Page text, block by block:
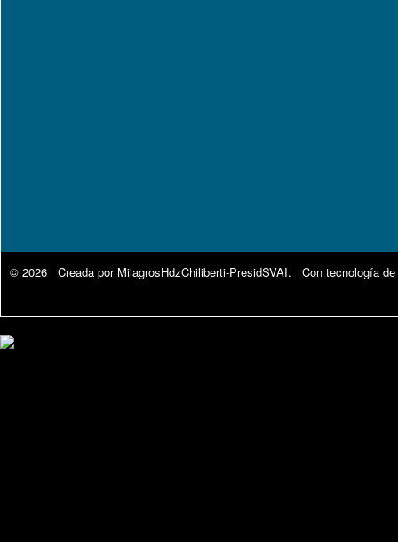
© 2026 Creada por MilagrosHdzChiliberti-PresidSVAI. Con tecnología de